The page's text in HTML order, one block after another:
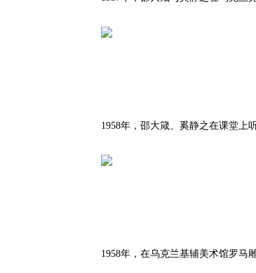
1958年，邵大箴、奚静之在课堂上
1958年，在乌克兰基辅美术馆罗马